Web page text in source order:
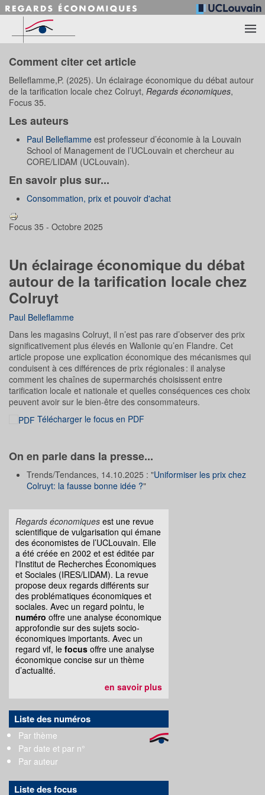
Accéder au contenu principal
Comment citer cet article
Belleflamme,P. (2025). Un éclairage économique du débat autour
de la tarification locale chez Colruyt, Regards économiques,
Focus 35.
Les auteurs
Paul Belleflamme est professeur d’économie à la Louvain
School of Management de l’UCLouvain et chercheur au
CORE/LIDAM (UCLouvain).
En savoir plus sur...
Consommation, prix et pouvoir d'achat
Focus 35 - Octobre 2025
Un éclairage économique du débat
autour de la tarification locale chez
Colruyt
Paul Belleflamme
Dans les magasins Colruyt, il n’est pas rare d’observer des prix
significativement plus élevés en Wallonie qu’en Flandre. Cet
article propose une explication économique des mécanismes qui
conduisent à ces différences de prix régionales : il analyse
comment les chaînes de supermarchés choisissent entre
tarification locale et nationale et quelles conséquences ces choix
peuvent avoir sur le bien-être des consommateurs.
Télécharger le focus en PDF
On en parle dans la presse...
Trends/Tendances, 14.10.2025 : "Uniformiser les prix chez
Colruyt: la fausse bonne idée ?"
Regards économiques est une revue
scientifique de vulgarisation qui émane
des économistes de l’UCLouvain. Elle
a été créée en 2002 et est éditée par
l'Institut de Recherches Économiques
et Sociales (IRES/LIDAM). La revue
propose deux regards différents sur
des problématiques économiques et
sociales. Avec un regard pointu, le
numéro offre une analyse économique
approfondie sur des sujets socio-
économiques importants. Avec un
regard vif, le focus offre une analyse
économique concise sur un thème
d’actualité.
en savoir plus
Liste des numéros
Par thème
Par date et par n°
Par auteur
Liste des focus